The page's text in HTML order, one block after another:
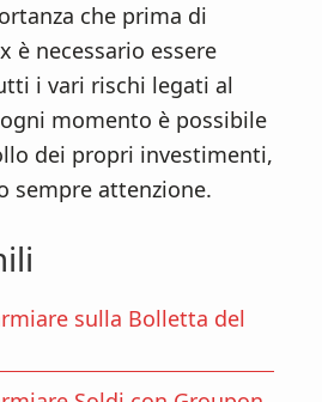
che prima di
è necessario essere
i vari rischi legati al
momento è possibile
dei propri investimenti,
sempre attenzione.
sulla Bolletta del